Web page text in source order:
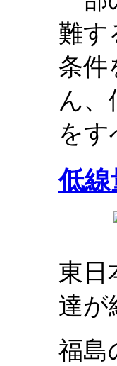
難す
条件
ん、
をす
低
東日
達が
福島